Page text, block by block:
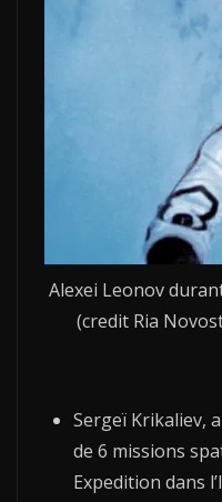
Alexei Leonov
(credit Ria
Sergeï Krikaliev,
de 6 missions
Expedition dans